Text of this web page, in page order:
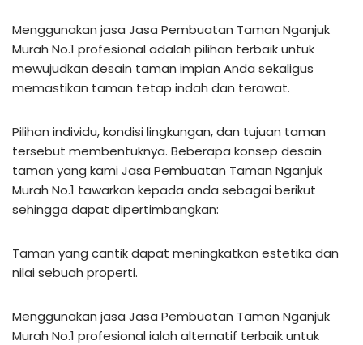
Menggunakan jasa Jasa Pembuatan Taman Nganjuk
Murah No.1 profesional adalah pilihan terbaik untuk
mewujudkan desain taman impian Anda sekaligus
memastikan taman tetap indah dan terawat.
Pilihan individu, kondisi lingkungan, dan tujuan taman
tersebut membentuknya. Beberapa konsep desain
taman yang kami Jasa Pembuatan Taman Nganjuk
Murah No.1 tawarkan kepada anda sebagai berikut
sehingga dapat dipertimbangkan:
Taman yang cantik dapat meningkatkan estetika dan
nilai sebuah properti.
Menggunakan jasa Jasa Pembuatan Taman Nganjuk
Murah No.1 profesional ialah alternatif terbaik untuk